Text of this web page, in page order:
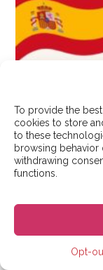
To provide the
cookies to store
to these
browsing behavior
withdrawing
functions.
Opt-